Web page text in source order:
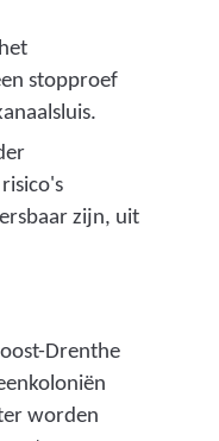
l
a
n
w
d
stopproef
zijn, uit
Drenthe
worden